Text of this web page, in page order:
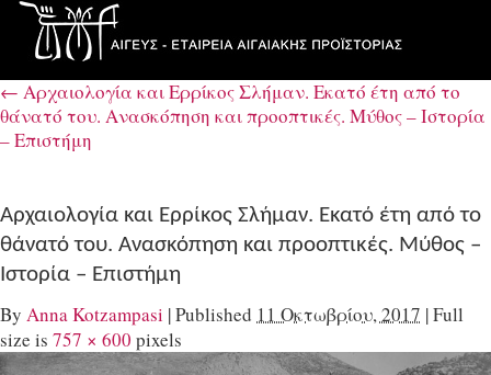
← Αρχαιολογία και Ερρίκος Σλήμαν. Εκατό έτη από το
θάνατό του. Aνασκόπηση και προοπτικές. Μύθος – Ιστορία
– Επιστήμη
Αρχαιολογία και Ερρίκος Σλήμαν. Εκατό έτη από το
θάνατό του. Aνασκόπηση και προοπτικές. Μύθος –
Ιστορία – Επιστήμη
By Anna Kotzampasi |Published 11 Οκτωβρίου, 2017 |Full
size is 757 × 600 pixels